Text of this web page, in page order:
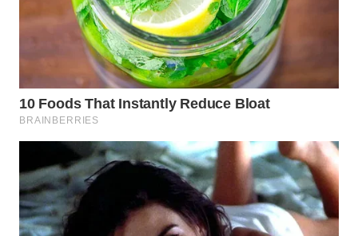
KARAWANG
WN
BEKASI
BOGOR
WN
DEPOK